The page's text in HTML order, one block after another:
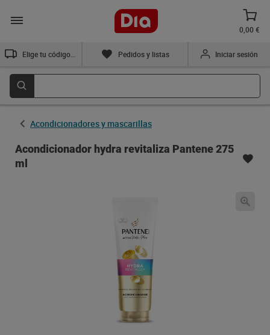
0,00 €
Pedidos y listas Iniciar sesión
Acondicionadores y mascarillas
Acondicionador hydra revitaliza Pantene 275
ml